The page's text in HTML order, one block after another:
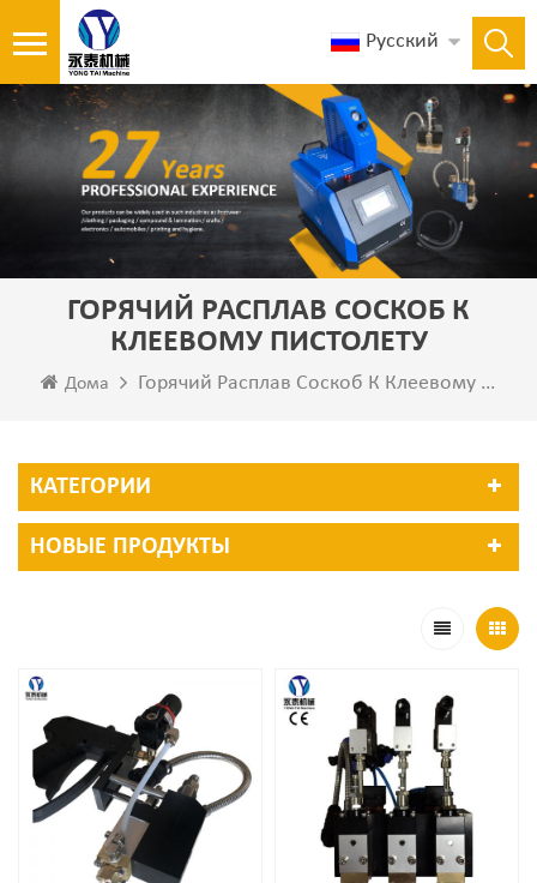
Русский
ГОРЯЧИЙ РАСПЛАВ СОСКОБ К
КЛЕЕВОМУ ПИСТОЛЕТУ
Дома Горячий Расплав Соскоб К Клеевому Пистолету
КАТЕГОРИИ
НОВЫЕ ПРОДУКТЫ